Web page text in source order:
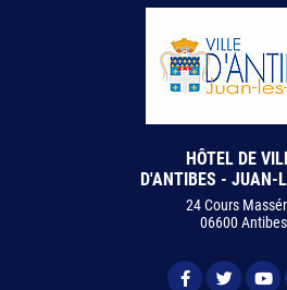
HÔTEL DE
D'ANTIBES - JUAN-
24 Cours
06600 Antibes